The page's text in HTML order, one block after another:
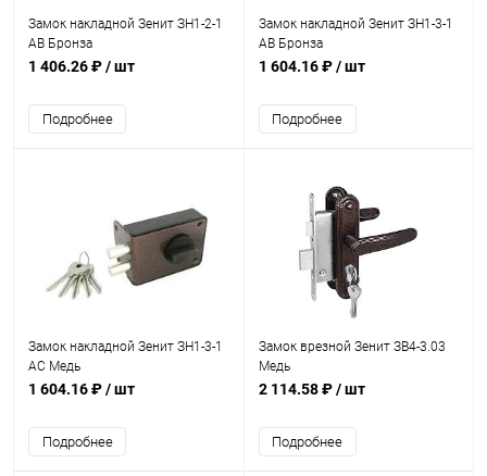
Замок накладной Зенит ЗН1-2-1
AB Бронза
1 406.26 ₽/ шт
Подробнее
Замок накладной Зенит ЗН1-3-1
AB Бронза
1 604.16 ₽/ шт
Подробнее
Замок накладной Зенит ЗН1-3-1
AC Медь
1 604.16 ₽/ шт
Подробнее
Замок врезной Зенит ЗВ4-3.03
Медь
2 114.58 ₽/ шт
Подробнее